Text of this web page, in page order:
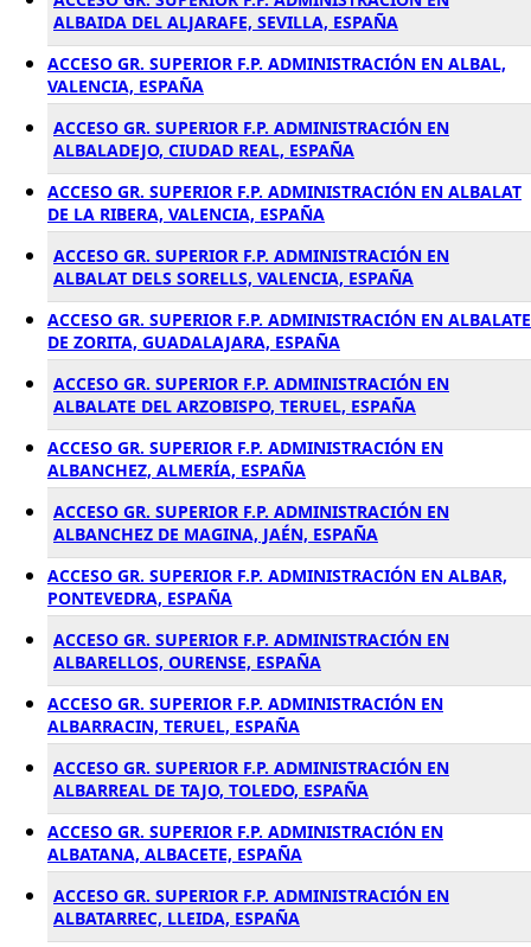
ALBAIDA DEL ALJARAFE, SEVILLA, ESPAÑA
ACCESO GR. SUPERIOR F.P. ADMINISTRACIÓN EN ALBAL,
VALENCIA, ESPAÑA
ACCESO GR. SUPERIOR F.P. ADMINISTRACIÓN EN
ALBALADEJO, CIUDAD REAL, ESPAÑA
ACCESO GR. SUPERIOR F.P. ADMINISTRACIÓN EN ALBALAT
DE LA RIBERA, VALENCIA, ESPAÑA
ACCESO GR. SUPERIOR F.P. ADMINISTRACIÓN EN
ALBALAT DELS SORELLS, VALENCIA, ESPAÑA
ACCESO GR. SUPERIOR F.P. ADMINISTRACIÓN EN ALBALATE
DE ZORITA, GUADALAJARA, ESPAÑA
ACCESO GR. SUPERIOR F.P. ADMINISTRACIÓN EN
ALBALATE DEL ARZOBISPO, TERUEL, ESPAÑA
ACCESO GR. SUPERIOR F.P. ADMINISTRACIÓN EN
ALBANCHEZ, ALMERÍA, ESPAÑA
ACCESO GR. SUPERIOR F.P. ADMINISTRACIÓN EN
ALBANCHEZ DE MAGINA, JAÉN, ESPAÑA
ACCESO GR. SUPERIOR F.P. ADMINISTRACIÓN EN ALBAR,
PONTEVEDRA, ESPAÑA
ACCESO GR. SUPERIOR F.P. ADMINISTRACIÓN EN
ALBARELLOS, OURENSE, ESPAÑA
ACCESO GR. SUPERIOR F.P. ADMINISTRACIÓN EN
ALBARRACIN, TERUEL, ESPAÑA
ACCESO GR. SUPERIOR F.P. ADMINISTRACIÓN EN
ALBARREAL DE TAJO, TOLEDO, ESPAÑA
ACCESO GR. SUPERIOR F.P. ADMINISTRACIÓN EN
ALBATANA, ALBACETE, ESPAÑA
ACCESO GR. SUPERIOR F.P. ADMINISTRACIÓN EN
ALBATARREC, LLEIDA, ESPAÑA